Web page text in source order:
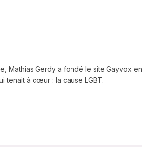
Mathias Gerdy a fondé le site Gayvox en
tenait à cœur : la cause LGBT.